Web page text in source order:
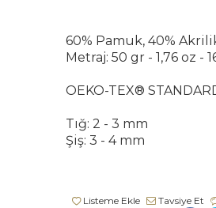
60% Pamuk, 40%
Metraj: 50 gr - 1,76 oz -
OEKO-TEX®
Tığ: 2 - 3 mm
Şiş: 3 - 4 mm
Listeme Ekle Tavsiye Et